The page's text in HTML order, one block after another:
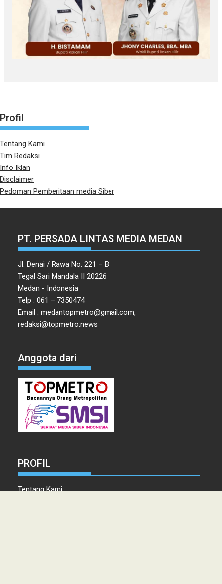
Profil
Tentang Kami
Tim Redaksi
Info Iklan
Disclaimer
Pedoman Pemberitaan media Siber
PT. PERSADA LINTAS MEDIA MEDAN
Jl. Denai / Rawa No. 221 – B
Tegal Sari Mandala II 20226
Medan - Indonesia
Telp : 061 – 7350474
Email : medantopmetro@gmail.com,
redaksi@topmetro.news
Anggota dari
PROFIL
Tentang Kami